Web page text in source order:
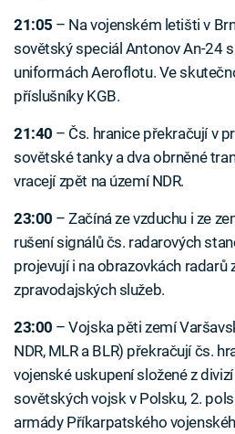
21:05 –⁠ Na vojenském letišti v
sovětský speciál Antonov An-24
uniformách Aeroflotu. Ve
příslušníky KGB.
21:40 –⁠ Čs. hranice překračují v
sovětské tanky a dva obrněné
vracejí zpět na území NDR.
23:00 –⁠ Začíná ze vzduchu i ze
rušení signálů čs. radarových
projevují i na obrazovkách radarů
zpravodajských služeb.
23:00 –⁠ Vojska pěti zemí
NDR, MLR a BLR) překračují čs.
vojenské uskupení složené z
sovětských vojsk v Polsku, 2.
armády Příkarpatského